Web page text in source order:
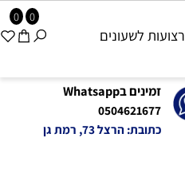
זמינים בWhatsapp
0504621677
כתובת: הרצל 73, רמת גן
0 0
רצועות לשעונים